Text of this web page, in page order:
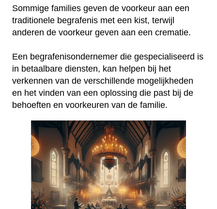
Sommige families geven de voorkeur aan een
traditionele begrafenis met een kist, terwijl
anderen de voorkeur geven aan een crematie.
Een begrafenisondernemer die gespecialiseerd is
in betaalbare diensten, kan helpen bij het
verkennen van de verschillende mogelijkheden
en het vinden van een oplossing die past bij de
behoeften en voorkeuren van de familie.